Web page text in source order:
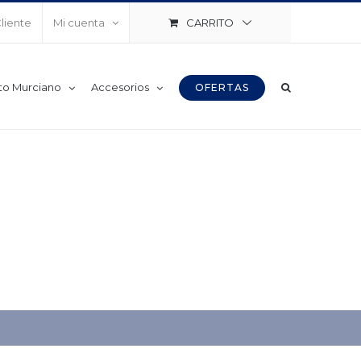
Mi cuenta CARRITO
Murciano Accesorios OFERTAS